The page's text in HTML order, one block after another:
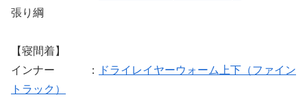
張り綱
【寝間着】
インナー ：
ドライレイヤーウォーム上下（ファイン
トラック）